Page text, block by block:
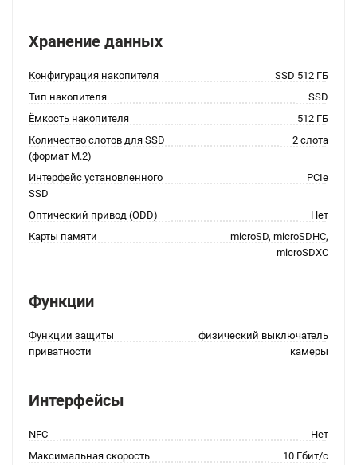
Хранение данных
Конфигурация накопителя
SSD 512 ГБ
Тип накопителя
SSD
Ёмкость накопителя
512 ГБ
Количество слотов для SSD
(формат M.2)
2 слота
Интерфейс установленного
SSD
PCIe
Оптический привод (ODD)
Нет
Карты памяти
microSD, microSDHC,
microSDXC
Функции
Функции защиты
приватности
физический выключатель
камеры
Интерфейсы
NFC
Нет
Максимальная скорость
10 Гбит/с